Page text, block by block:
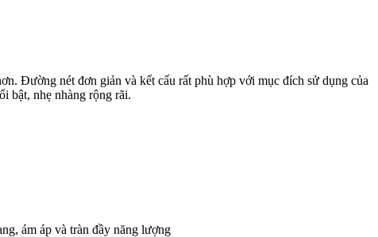
Đường nét đơn giản và kết cấu rất phù hợp với mục đích sử dụng của
bật, nhẹ nhàng rộng rãi.
ám áp và tràn đầy năng lượng